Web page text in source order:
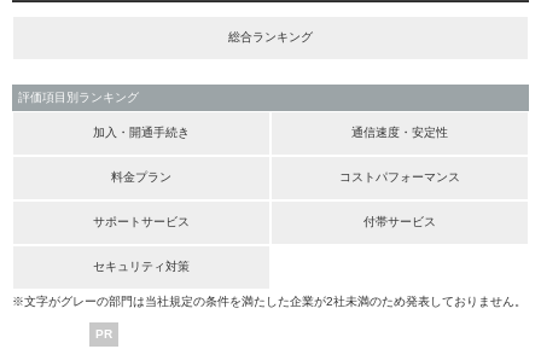
総合ランキング
評価項目別ランキング
加入・開通手続き 通信速度・安定性
料金プラン コストパフォーマンス
サポートサービス 付帯サービス
セキュリティ対策
※文字がグレーの部門は当社規定の条件を満たした企業が2社未満のため発表しておりません。
PR